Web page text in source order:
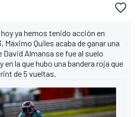
ya hemos tenido acción en
Máximo Quiles acaba de ganar una
David Almansa se fue al suelo
en la que hubo una bandera roja que
de 5 vueltas.